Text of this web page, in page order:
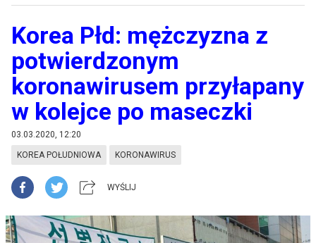
Korea Płd: mężczyzna z
potwierdzonym
koronawirusem przyłapany
w kolejce po maseczki
03.03.2020, 12:20
KOREA POŁUDNIOWA KORONAWIRUS
WYŚLIJ